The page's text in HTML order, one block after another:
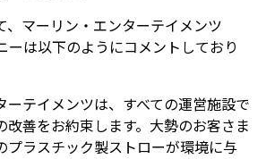
、マーリン・エンターテイメンツ
ーは以下のようにコメントしており
ーテイメンツは、すべての運営施設で
改善をお約束します。大勢のお客さま
プラスチック製ストローが環境に与